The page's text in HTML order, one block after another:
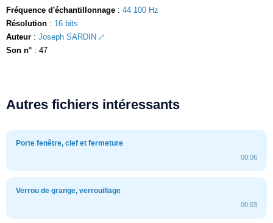
Fréquence d'échantillonnage : 44 100 Hz
Résolution : 16 bits
Auteur : Joseph SARDIN
Son n° : 47
Autres fichiers intéressants
Porte fenêtre, clef et fermeture
00:06
Verrou de grange, verrouillage
00:03